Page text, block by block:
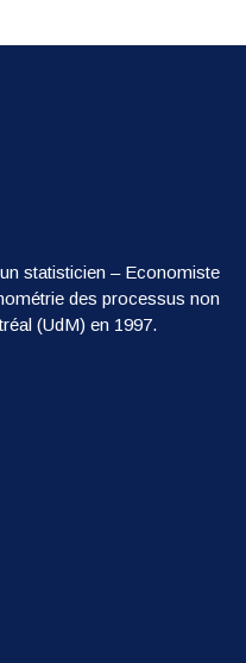
statisticien – Economiste
des processus non
(UdM) en 1997.